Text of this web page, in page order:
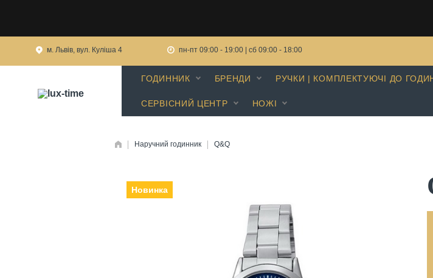
м. Львів, вул. Куліша 4 пн-пт 09:00 - 19:00 | сб 09:00 - 18:00
ГОДИННИК БРЕНДИ РУЧКИ | КОМПЛЕКТУЮЧІ ДО
СЕРВІСНИЙ ЦЕНТР НОЖІ
Наручний годинник Q&Q
Новинка